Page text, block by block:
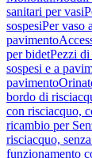
sanitari per vasi
sospesiPer vaso
pavimento
per bidetPezzi
sospesi e a
pavimento
bordo di
con risciacquo,
ricambio per
risciacquo,
funzionamento